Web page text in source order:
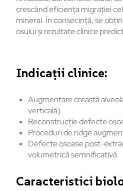
crescând eficiența migrației
mineral. În consecință, se
osului și rezultate clinice
Indicații clinice:
Augmentare creastă
verticală)
Reconstrucție defecte
Proceduri de ridge
Defecte osoase post-
volumetrică semnificativă
Caracteristici